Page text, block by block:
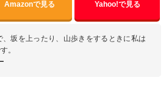
Amazonで見る Yahoo!で見る
坂を上ったり、山歩きをするときに私は
。